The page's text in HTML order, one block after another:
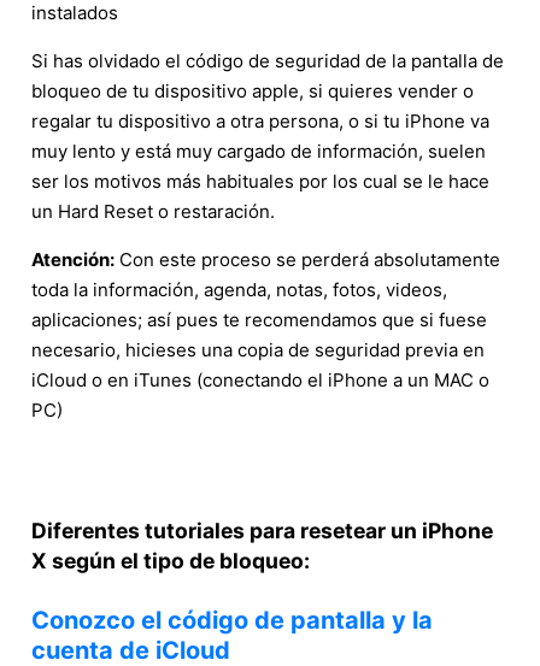
instalados
Si has olvidado el código de seguridad de la pantalla de
bloqueo de tu dispositivo apple, si quieres vender o
regalar tu dispositivo a otra persona, o si tu iPhone va
muy lento y está muy cargado de información, suelen
ser los motivos más habituales por los cual se le hace
un Hard Reset o restaración.
Atención: Con este proceso se perderá absolutamente
toda la información, agenda, notas, fotos, videos,
aplicaciones; así pues te recomendamos que si fuese
necesario, hicieses una copia de seguridad previa en
iCloud o en iTunes (conectando el iPhone a un MAC o
PC)
Diferentes tutoriales para resetear un iPhone
X según el tipo de bloqueo:
Conozco el código de pantalla y la
cuenta de iCloud